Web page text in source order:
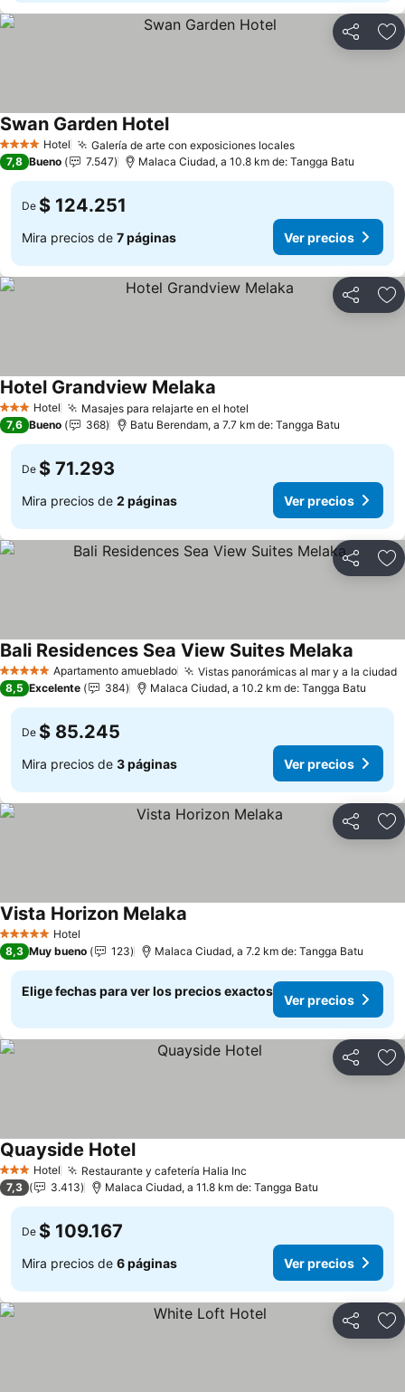
Compartir
4 EstrellasHotel Galería de arte con exposiciones localesVer precios
Swan Garden HotelVer precios
7,8 Bueno 7.547 Malaca Ciudad, a 10.8 km de: Tangga Batu
De $ 124.251
Mira precios de 7 páginas Ver precios
Compartir
3 Estrellas
Hotel Masajes para relajarte en el hotel
Hotel Grandview Melaka
7,6 Bueno 368 Batu Berendam, a 7.7 km de: Tangga Batu
De $ 71.293
Mira precios de 2 páginas Ver precios
Compartir
5 Estrellas Apartamento amueblado Vistas panorámicas al mar y a la ciudad
Bali Residences Sea View Suites Melaka
8,5 Excelente 384 Malaca Ciudad, a 10.2 km de: Tangga Batu
De $ 85.245
Mira precios de 3 páginas Ver precios
Compartir
5 Estrellas Hotel
Vista Horizon Melaka
8,3 Muy bueno 123 Malaca Ciudad, a 7.2 km de: Tangga Batu
Elige fechas para ver los precios exactos
Ver precios
Compartir
3 Estrellas
Hotel Restaurante y cafetería Halia Inc
Quayside HotelVer precios
7,3 3.413 Malaca Ciudad, a 11.8 km de: Tangga Batu
De $ 109.167
Mira precios de 6 páginas Ver precios
Compartir